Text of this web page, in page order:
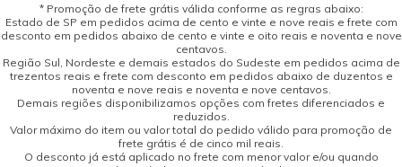
* Promoção de frete grátis válida conforme as regras abaixo:
Estado de SP em pedidos acima de cento e vinte e nove reais e frete com
desconto em pedidos abaixo de cento e vinte e oito reais e noventa e nove
centavos.
Região Sul, Nordeste e demais estados do Sudeste em pedidos acima de
trezentos reais e frete com desconto em pedidos abaixo de duzentos e
noventa e nove reais e noventa e nove centavos.
Demais regiões disponibilizamos opções com fretes diferenciados e
reduzidos.
Valor máximo do item ou valor total do pedido válido para promoção de
frete grátis é de cinco mil reais.
O desconto já está aplicado no frete com menor valor e/ou quando